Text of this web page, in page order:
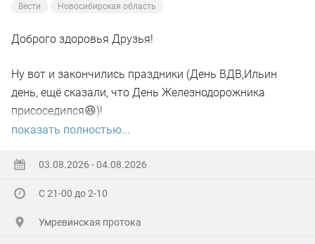
Вести Новосибирская область
Доброго здоровья Друзья!
Ну вот и закончились праздники (День ВДВ,Ильин
день, ещё сказали, что День Железнодорожника
присоседился😆)!
Гостей понаехало(со всех Волостей),сюрприз устроили
показать полностью...
03.08.2026 - 04.08.2026
С 21-00 до 2-10
Умревинская протока